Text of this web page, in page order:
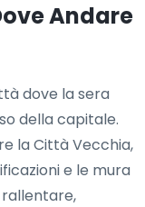
Andare
dove la sera
della capitale.
la Città Vecchia,
e le mura